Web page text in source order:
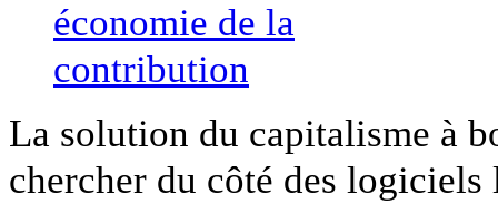
La solution du capitalisme à
chercher du côté des